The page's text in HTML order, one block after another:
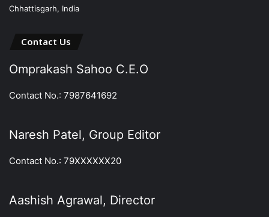
Chhattisgarh, India
Contact Us
Omprakash Sahoo C.E.O
Contact No.: 7987641692
Naresh Patel, Group Editor
Contact No.: 79XXXXXX20
Aashish Agrawal, Director